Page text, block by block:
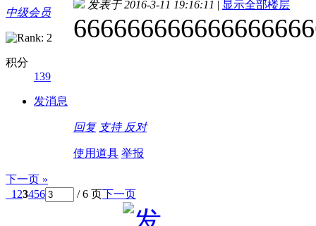
中级会员
积分
139
发消息
发表于 2016-3-11 19:16:11 | 显示全部楼层
回复 支持 反对
使用道具 举报
下一页 »
1 23456 / 6 页下一页